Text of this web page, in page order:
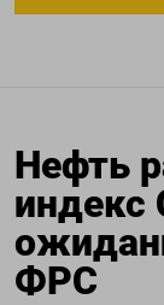
Нефть
индекс
ФРС